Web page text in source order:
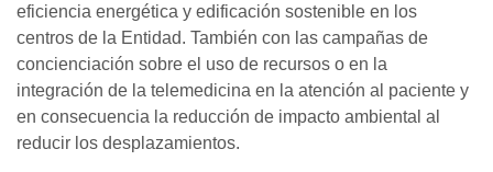
eficiencia energética y edificación sostenible en los
centros de la Entidad. También con las campañas de
concienciación sobre el uso de recursos o en la
integración de la telemedicina en la atención al paciente y
en consecuencia la reducción de impacto ambiental al
reducir los desplazamientos.